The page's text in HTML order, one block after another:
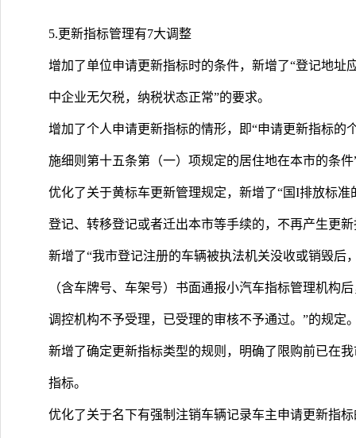
5.更新指标管理有7大调整
增加了单位申请更新指标时的条件，新增了“登记地址
中企业无欠税，纳税状态正常”的要求。
增加了个人申请更新指标的情形，即“申请更新指标的
施细则第十五条第（一）项规定的居住地在本市的条件
优化了关于黄标车更新管理规定，新增了“国I排放标
登记、转移登记或者迁出本市等手续的，不再产生更
新增了“我市登记注册的车辆被执法机关没收或销毁后
（含车牌号、车架号）书面通报小汽车指标管理机构
调控机构不予受理，已受理的审核不予通过。”的规定
新增了确定更新指标类型的规则，明确了限购前已在
指标。
优化了关于名下有强制注销车辆记录车主申请更新指